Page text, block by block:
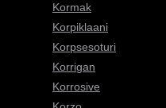
Kormak
Korpiklaani
Korpsesoturi
Korrigan
Korrosive